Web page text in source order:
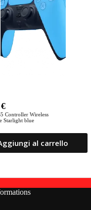
Controller Wireless
Starlight blue
€
al carrello